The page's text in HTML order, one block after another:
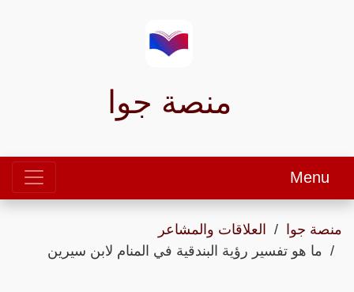
منصة جوا
Menu
منصة جوا
العلاقات والمشاعر
ما هو تفسير رؤية البندقية في المنام لابن سيرين